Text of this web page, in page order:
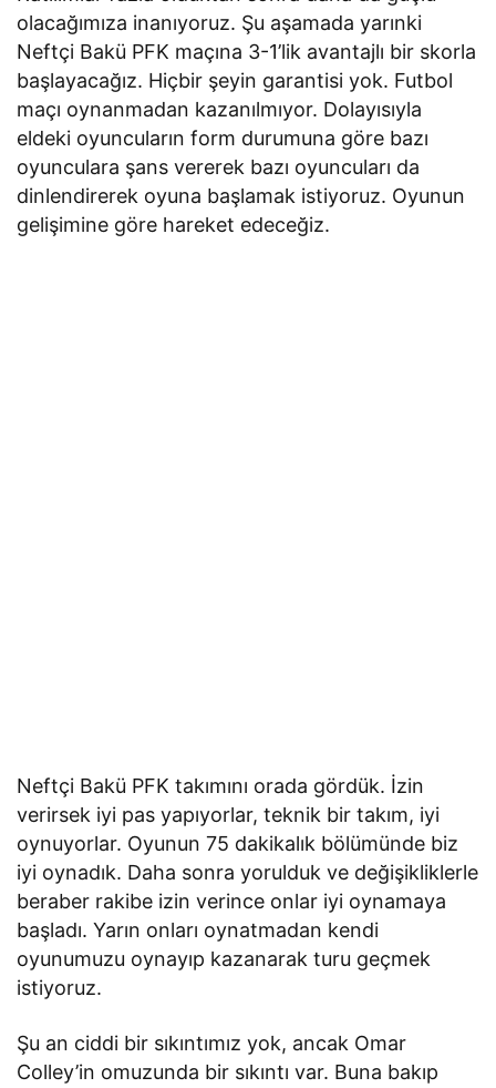
olacağımıza inanıyoruz. Şu aşamada yarınki
Neftçi Bakü PFK maçına 3-1’lik avantajlı bir skorla
başlayacağız. Hiçbir şeyin garantisi yok. Futbol
maçı oynanmadan kazanılmıyor. Dolayısıyla
eldeki oyuncuların form durumuna göre bazı
oyunculara şans vererek bazı oyuncuları da
dinlendirerek oyuna başlamak istiyoruz. Oyunun
gelişimine göre hareket edeceğiz.
Neftçi Bakü PFK takımını orada gördük. İzin
verirsek iyi pas yapıyorlar, teknik bir takım, iyi
oynuyorlar. Oyunun 75 dakikalık bölümünde biz
iyi oynadık. Daha sonra yorulduk ve değişikliklerle
beraber rakibe izin verince onlar iyi oynamaya
başladı. Yarın onları oynatmadan kendi
oyunumuzu oynayıp kazanarak turu geçmek
istiyoruz.
Şu an ciddi bir sıkıntımız yok, ancak Omar
Colley’in omuzunda bir sıkıntı var. Buna bakıp